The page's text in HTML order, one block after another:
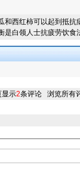
和西红柿可以起到抵抗
是白领人士抗疲劳饮食
显示2条评论 浏览所有